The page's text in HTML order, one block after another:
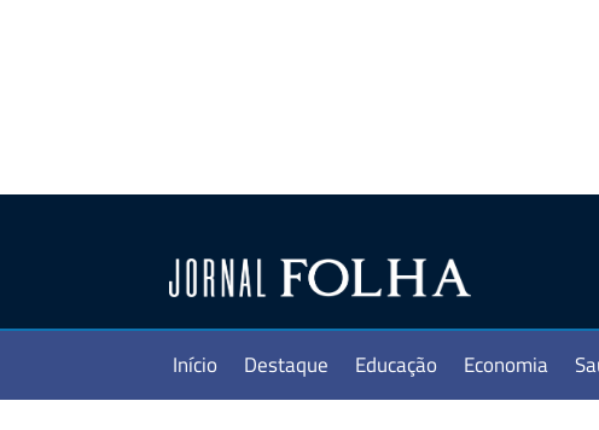
Início Destaque Educação Economia